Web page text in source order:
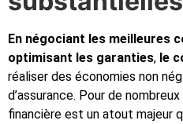
En négociant les meilleures
optimisant les garanties, le
réaliser des économies non
d’assurance. Pour de
financière est un atout majeur